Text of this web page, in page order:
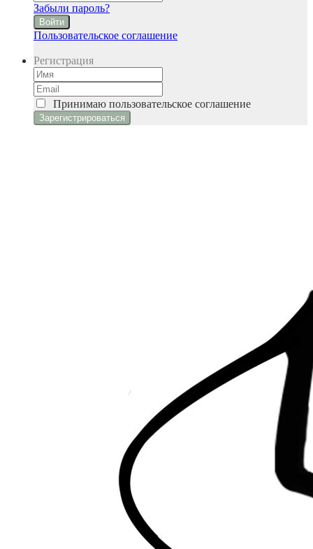
Забыли пароль?
Войти
Пользовательское соглашение
Регистрация
Принимаю пользовательское соглашение